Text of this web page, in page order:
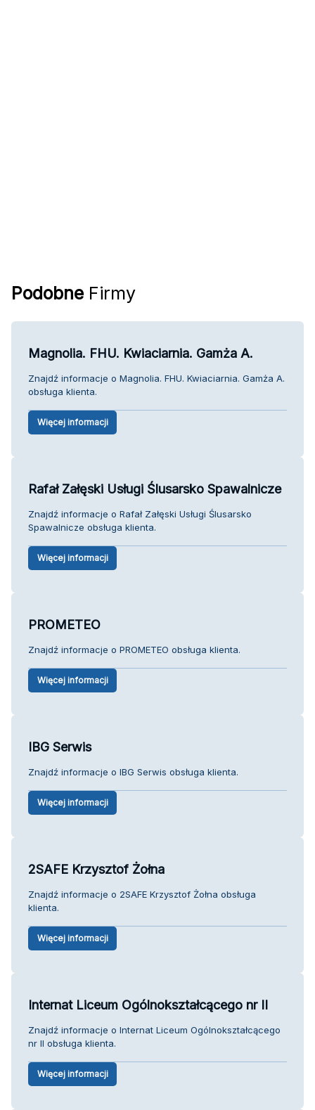
Podobne Firmy
Magnolia. FHU. Kwiaciarnia. Gamża A.
Znajdź informacje o Magnolia. FHU. Kwiaciarnia. Gamża A.
obsługa klienta.
Więcej informacji
Rafał Załęski Usługi Ślusarsko Spawalnicze
Znajdź informacje o Rafał Załęski Usługi Ślusarsko
Spawalnicze obsługa klienta.
Więcej informacji
PROMETEO
Znajdź informacje o PROMETEO obsługa klienta.
Więcej informacji
IBG Serwis
Znajdź informacje o IBG Serwis obsługa klienta.
Więcej informacji
2SAFE Krzysztof Żołna
Znajdź informacje o 2SAFE Krzysztof Żołna obsługa
klienta.
Więcej informacji
Internat Liceum Ogólnokształcącego nr II
Znajdź informacje o Internat Liceum Ogólnokształcącego
nr II obsługa klienta.
Więcej informacji